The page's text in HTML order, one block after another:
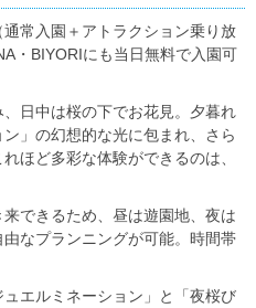
常入園＋アトラクション乗り放
・BIYORIにも当日無料で入園可
日中は桜の下でお花見。夕暮れ
」の幻想的な光に包まれ、さら
ほど多彩な体験ができるのは、
できるため、昼は遊園地、夜は
なプランニングが可能。時間帯
エルミネーション」と「夜桜び